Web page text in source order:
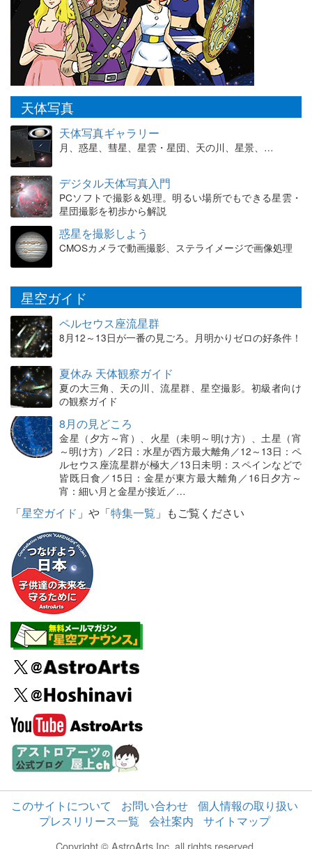
天体写真
天体写真ギャラリー
月、惑星、彗星、星雲・星団、天の川、星景、…
デジタル天体写真入門
PCソフトで撮影＆処理。明るい場所でもできる星雲・
星団撮影を初歩から解説
惑星を撮影しよう
CMOSカメラで動画撮影、ステライメージで画像処理
星空ガイド
ペルセウス座流星群
8月12～13日が一番の見ごろ。月明かりゼロの好条件！
夏休み 天体観察ガイド
夏の大三角、天の川、流星群、星空撮影。初級者向け
の観察ガイド
8月の見どころ
金星（夕方～宵）、火星（未明～明け方）、土星（宵
～明け方）／2日：水星が西方最大離角／12～13日：ペ
ルセウス座流星群が極大／13日未明：スペインなどで
皆既日食／15日：金星が東方最大離角／16日夕方～
宵：細い月と金星が接近／…
「星空ガイド 」や「特集一覧 」もご覧ください
このサイトについて お問い合わせ
個人情報の取り扱い
プレスリリース一覧
会社案内 サイトマップ
Copyright © AstroArts Inc. all rights reserved.